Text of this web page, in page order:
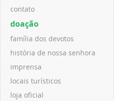
contato
doação
família dos devotos
história de nossa senhora
imprensa
locais turísticos
loja oficial